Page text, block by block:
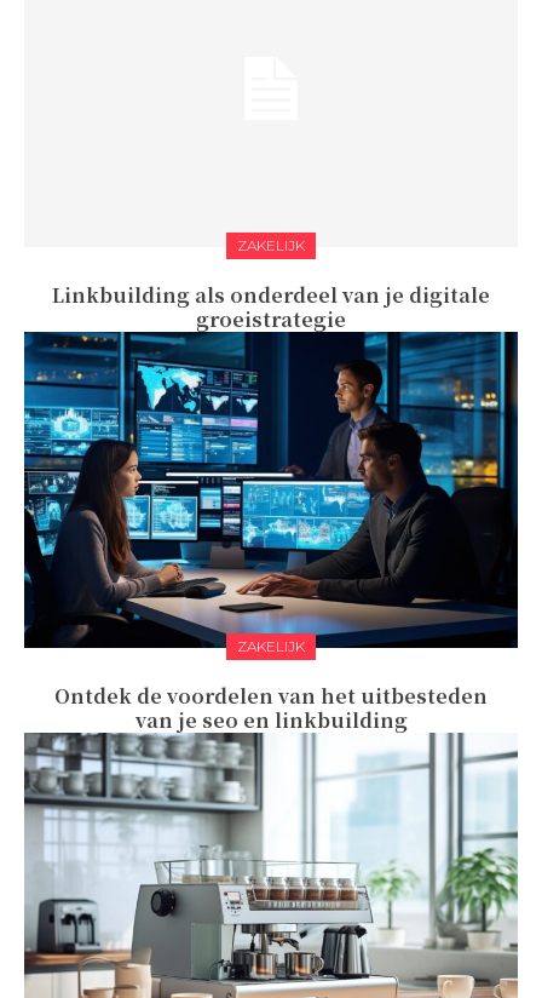
ZAKELIJK
Linkbuilding als onderdeel van je digitale
groeistrategie
ZAKELIJK
Ontdek de voordelen van het uitbesteden
van je seo en linkbuilding